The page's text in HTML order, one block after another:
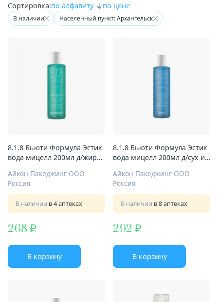
Сортировка:по алфавиту по цене
В наличии Населенный пункт: Архангельск
8.1.8 Бьюти Формула Эстик
вода мицелл 200мл д/жирн
Айкон Пакеджинг ООО
Россия
В наличии в 4 аптеках
268
В корзину
8.1.8 Бьюти Формула Эстик
вода мицелл 200мл д/сух и
Айкон Пакеджинг ООО
Россия
В наличии в 8 аптеках
292
В корзину